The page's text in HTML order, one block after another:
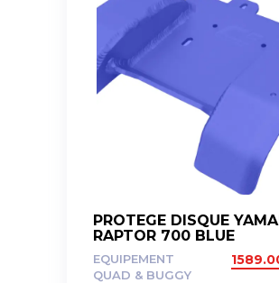
PROTEGE DISQUE
RAPTOR 700 BLUE
EQUIPEMENT
QUAD & BUGGY